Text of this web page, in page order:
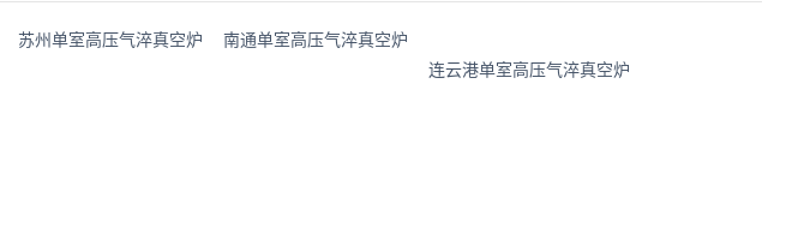
苏州单室高压气淬真空炉
南通单室高压气淬真空炉
连云港单室高压气淬真空炉